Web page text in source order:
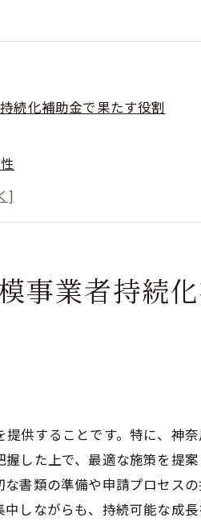
続化補助金で果たす役割
内容
成功事例とその分析
続化補助金を最大限に引き出
事業者持続
供することです。特に、神
した上で、最適な施策を提
書類の準備や申請プロセス
しながらも、持続可能な成